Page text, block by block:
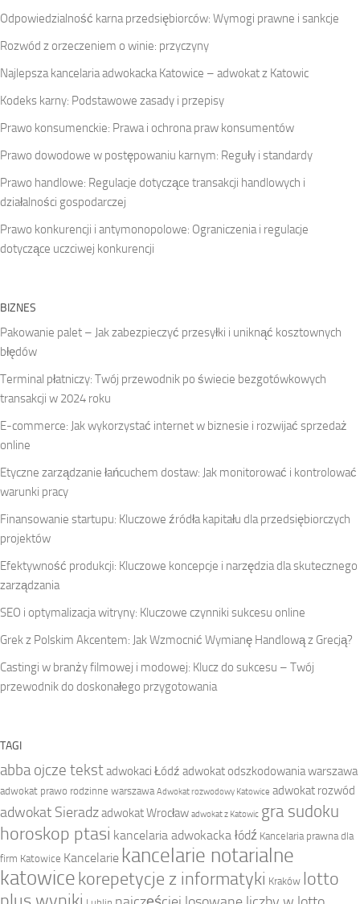
Odpowiedzialność karna przedsiębiorców: Wymogi prawne i sankcje
Rozwód z orzeczeniem o winie: przyczyny
Najlepsza kancelaria adwokacka Katowice – adwokat z Katowic
Kodeks karny: Podstawowe zasady i przepisy
Prawo konsumenckie: Prawa i ochrona praw konsumentów
Prawo dowodowe w postępowaniu karnym: Reguły i standardy
Prawo handlowe: Regulacje dotyczące transakcji handlowych i
działalności gospodarczej
Prawo konkurencji i antymonopolowe: Ograniczenia i regulacje
dotyczące uczciwej konkurencji
BIZNES
Pakowanie palet – Jak zabezpieczyć przesyłki i uniknąć kosztownych
błędów
Terminal płatniczy: Twój przewodnik po świecie bezgotówkowych
transakcji w 2024 roku
E-commerce: Jak wykorzystać internet w biznesie i rozwijać sprzedaż
online
Etyczne zarządzanie łańcuchem dostaw: Jak monitorować i kontrolować
warunki pracy
Finansowanie startupu: Kluczowe źródła kapitału dla przedsiębiorczych
projektów
Efektywność produkcji: Kluczowe koncepcje i narzędzia dla skutecznego
zarządzania
SEO i optymalizacja witryny: Kluczowe czynniki sukcesu online
Grek z Polskim Akcentem: Jak Wzmocnić Wymianę Handlową z Grecją?
Castingi w branży filmowej i modowej: Klucz do sukcesu – Twój
przewodnik do doskonałego przygotowania
TAGI
abba ojcze tekstadwokaci Łódź adwokat odszkodowania warszawa
adwokat prawo rodzinne warszawa Adwokat rozwodowy Katowice adwokat rozwód
adwokat Sieradzadwokat Wrocław adwokat z Katowic gra sudoku
horoskop ptasi kancelaria adwokacka łódź Kancelaria prawna dla
firm Katowice Kancelarie kancelarie notarialne
katowicekorepetycje z informatyki Kraków lotto